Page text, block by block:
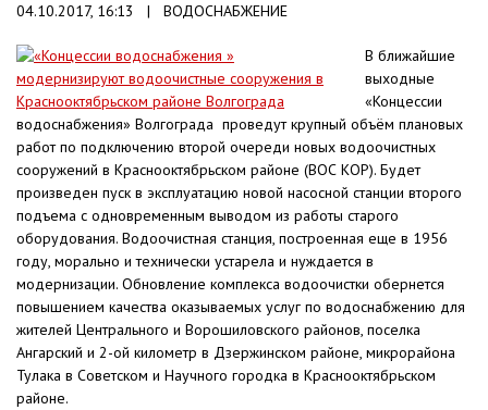
04.10.2017, 16:13 | ВОДОСНАБЖЕНИЕ
В ближайшие
выходные
«Концессии
водоснабжения» Волгограда проведут крупный объём плановых
работ по подключению второй очереди новых водоочистных
сооружений в Краснооктябрьском районе (ВОС КОР). Будет
произведен пуск в эксплуатацию новой насосной станции второго
подъема с одновременным выводом из работы старого
оборудования. Водоочистная станция, построенная еще в 1956
году, морально и технически устарела и нуждается в
модернизации. Обновление комплекса водоочистки обернется
повышением качества оказываемых услуг по водоснабжению для
жителей Центрального и Ворошиловского районов, поселка
Ангарский и 2-ой километр в Дзержинском районе, микрорайона
Тулака в Советском и Научного городка в Краснооктябрьском
районе.